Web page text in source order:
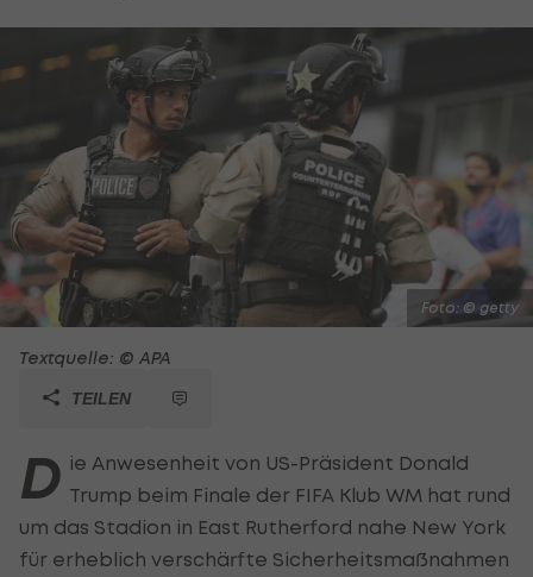
Foto: © getty
Textquelle: © APA
TEILEN
D ie Anwesenheit von US-Präsident Donald
Trump beim Finale der FIFA Klub WM hat rund
um das Stadion in East Rutherford nahe New York
für erheblich verschärfte Sicherheitsmaßnahmen